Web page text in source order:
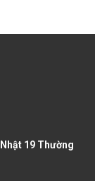
19 Thường